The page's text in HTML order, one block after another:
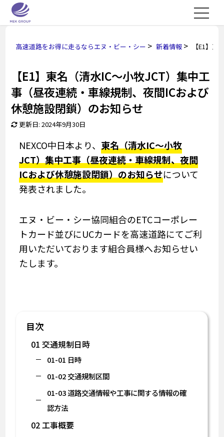
高速道路をお得に走るならエヌ・ビー・シー > 新着情報 > 【E1】
【E1】東名（清水IC～小牧JCT）集中工
事（昼夜連続・車線規制、夜間ICおよび
休憩施設閉鎖）のお知らせ
更新日: 2024年9月30日
NEXCO中日本より、 東名（清水IC～小牧
JCT）集中工事（昼夜連続・車線規制、夜間
ICおよび休憩施設閉鎖）のお知らせについて
発表されました。
エヌ・ビー・シー協同組合のETCコーポレー
トカード並びにUCカードを高速道路にてご利
用いただいております組合員様へお知らせい
たします。
目次
01 交通規制日時
01-01 日時
01-02 交通規制区間
01-03 道路交通情報や工事に関する情報の確
認方法
02 工事概要